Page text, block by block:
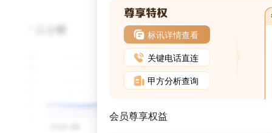
标讯详情查看
关键电话直连
甲方分析查询
会员尊享权益